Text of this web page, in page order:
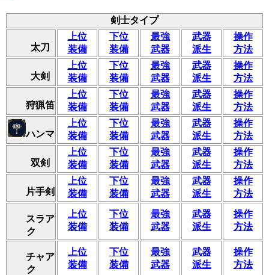
剣士タイプ
太刀
上位
装備
下位
装備
最強
武器
武器
派生
操作
方法
大剣
上位
装備
下位
装備
最強
武器
武器
派生
操作
方法
狩猟笛
上位
装備
下位
装備
最強
武器
武器
派生
操作
方法
ハンマ
上位
装備
下位
装備
最強
武器
武器
派生
操作
方法
双剣
上位
装備
下位
装備
最強
武器
武器
派生
操作
方法
片手剣
上位
装備
下位
装備
最強
武器
武器
派生
操作
方法
スラア
ク
上位
装備
下位
装備
最強
武器
武器
派生
操作
方法
チャア
ク
上位
装備
下位
装備
最強
武器
武器
派生
操作
方法